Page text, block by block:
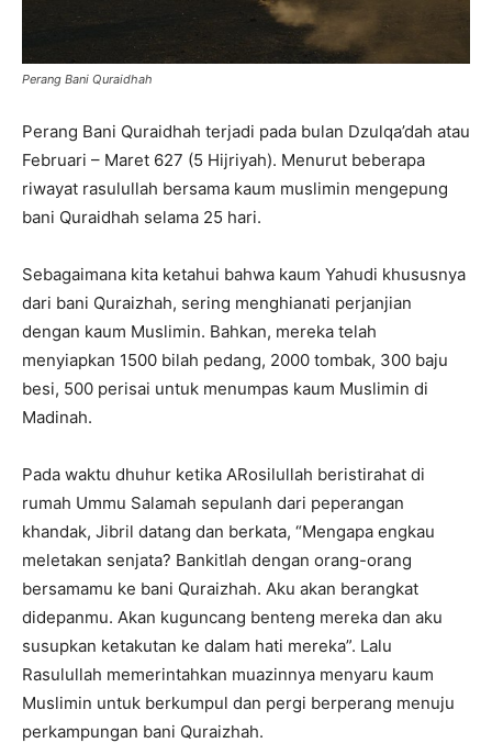
Perang Bani Quraidhah
Perang Bani Quraidhah terjadi pada bulan Dzulqa’dah atau
Februari – Maret 627 (5 Hijriyah). Menurut beberapa
riwayat rasulullah bersama kaum muslimin mengepung
bani Quraidhah selama 25 hari.
Sebagaimana kita ketahui bahwa kaum Yahudi khususnya
dari bani Quraizhah, sering menghianati perjanjian
dengan kaum Muslimin. Bahkan, mereka telah
menyiapkan 1500 bilah pedang, 2000 tombak, 300 baju
besi, 500 perisai untuk menumpas kaum Muslimin di
Madinah.
Pada waktu dhuhur ketika ARosilullah beristirahat di
rumah Ummu Salamah sepulanh dari peperangan
khandak, Jibril datang dan berkata, “Mengapa engkau
meletakan senjata? Bankitlah dengan orang-orang
bersamamu ke bani Quraizhah. Aku akan berangkat
didepanmu. Akan kuguncang benteng mereka dan aku
susupkan ketakutan ke dalam hati mereka”. Lalu
Rasulullah memerintahkan muazinnya menyaru kaum
Muslimin untuk berkumpul dan pergi berperang menuju
perkampungan bani Quraizhah.